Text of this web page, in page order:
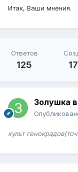
Итак, Ваши мнения.
Ответов
125
Золушка
культ